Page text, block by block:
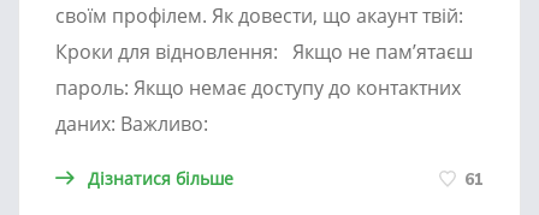
своїм профілем. Як довести, що акаунт твій:
Кроки для відновлення: Якщо не пам’ятаєш
пароль: Якщо немає доступу до контактних
даних: Важливо:
Дізнатися більше 61